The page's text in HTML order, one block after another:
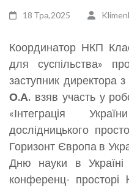
18 Тра,2025
Координатор НКП
для суспільства»
заступник директора
О.А. взяв участь у
«Інтеграція
дослідницького
Горизонт Європа в
Дню науки в
конференц- просторі